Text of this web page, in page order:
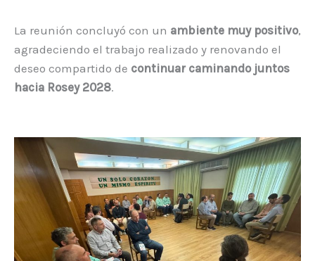
La reunión concluyó con un ambiente muy positivo,
agradeciendo el trabajo realizado y renovando el
deseo compartido de continuar caminando juntos
hacia Rosey 2028.